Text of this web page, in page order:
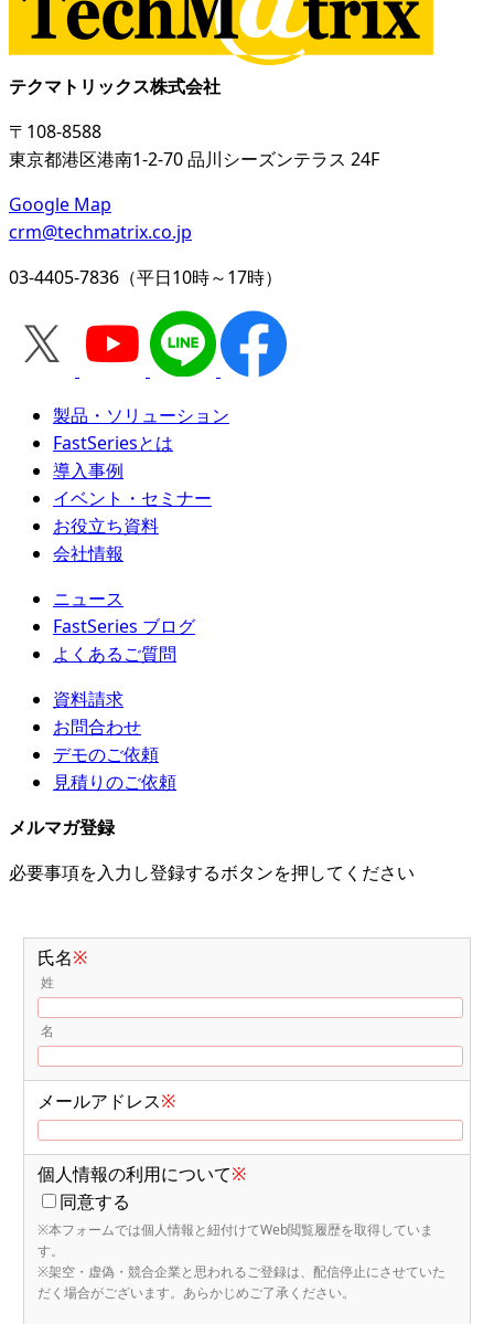
テクマトリックス株式会社
〒108-8588
東京都港区港南1-2-70 品川シーズンテラス 24F
Google Map
crm@techmatrix.co.jp
03-4405-7836（平日10時～17時）
製品・ソリューション
FastSeriesとは
導入事例
イベント・セミナー
お役立ち資料
会社情報
ニュース
FastSeries ブログ
よくあるご質問
資料請求
お問合わせ
デモのご依頼
見積りのご依頼
メルマガ登録
必要事項を入力し登録するボタンを押してください
氏名※
姓
名
メールアドレス※
個人情報の利用について※
同意する
※本フォームでは個人情報と紐付けてWeb閲覧履歴を取得していま
す。
※架空・虚偽・競合企業と思われるご登録は、配信停止にさせていた
だく場合がございます。あらかじめご了承ください。